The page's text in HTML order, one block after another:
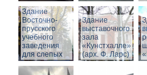
Здание
Восточно-
прусского
учебного
заведения
для слепых
Здание
выставочного
зала
«Кунстхалле»
(арх. Ф. Ларс)